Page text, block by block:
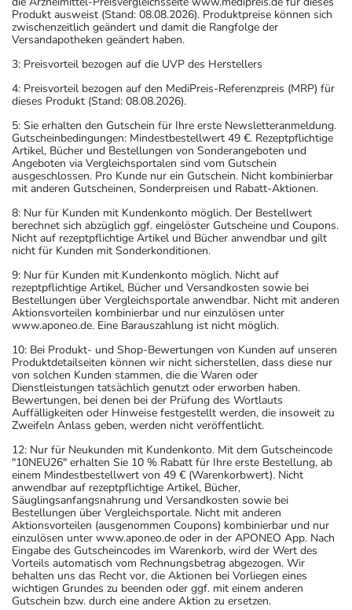
Produkt ausweist (Stand: 08.08.2026). Produktpreise können sich
zwischenzeitlich geändert und damit die Rangfolge der
Versandapotheken geändert haben.
3: Preisvorteil bezogen auf die UVP des Herstellers
4: Preisvorteil bezogen auf den MediPreis-Referenzpreis (MRP) für
dieses Produkt (Stand: 08.08.2026).
5: Sie erhalten den Gutschein für Ihre erste Newsletteranmeldung.
Gutscheinbedingungen: Mindestbestellwert 49 €. Rezeptpflichtige
Artikel, Bücher und Bestellungen von Sonderangeboten und
Angeboten via Vergleichsportalen sind vom Gutschein
ausgeschlossen. Pro Kunde nur ein Gutschein. Nicht kombinierbar
mit anderen Gutscheinen, Sonderpreisen und Rabatt-Aktionen.
8: Nur für Kunden mit Kundenkonto möglich. Der Bestellwert
berechnet sich abzüglich ggf. eingelöster Gutscheine und Coupons.
Nicht auf rezeptpflichtige Artikel und Bücher anwendbar und gilt
nicht für Kunden mit Sonderkonditionen.
9: Nur für Kunden mit Kundenkonto möglich. Nicht auf
rezeptpflichtige Artikel, Bücher und Versandkosten sowie bei
Bestellungen über Vergleichsportale anwendbar. Nicht mit anderen
Aktionsvorteilen kombinierbar und nur einzulösen unter
www.aponeo.de. Eine Barauszahlung ist nicht möglich.
10: Bei Produkt- und Shop-Bewertungen von Kunden auf unseren
Produktdetailseiten können wir nicht sicherstellen, dass diese nur
von solchen Kunden stammen, die die Waren oder
Dienstleistungen tatsächlich genutzt oder erworben haben.
Bewertungen, bei denen bei der Prüfung des Wortlauts
Auffälligkeiten oder Hinweise festgestellt werden, die insoweit zu
Zweifeln Anlass geben, werden nicht veröffentlicht.
12: Nur für Neukunden mit Kundenkonto. Mit dem Gutscheincode
"10NEU26" erhalten Sie 10 % Rabatt für Ihre erste Bestellung, ab
einem Mindestbestellwert von 49 € (Warenkorbwert). Nicht
anwendbar auf rezeptpflichtige Artikel, Bücher,
Säuglingsanfangsnahrung und Versandkosten sowie bei
Bestellungen über Vergleichsportale. Nicht mit anderen
Aktionsvorteilen (ausgenommen Coupons) kombinierbar und nur
einzulösen unter www.aponeo.de oder in der APONEO App. Nach
Eingabe des Gutscheincodes im Warenkorb, wird der Wert des
Vorteils automatisch vom Rechnungsbetrag abgezogen. Wir
behalten uns das Recht vor, die Aktionen bei Vorliegen eines
wichtigen Grundes zu beenden oder ggf. mit einem anderen
Gutschein bzw. durch eine andere Aktion zu ersetzen.